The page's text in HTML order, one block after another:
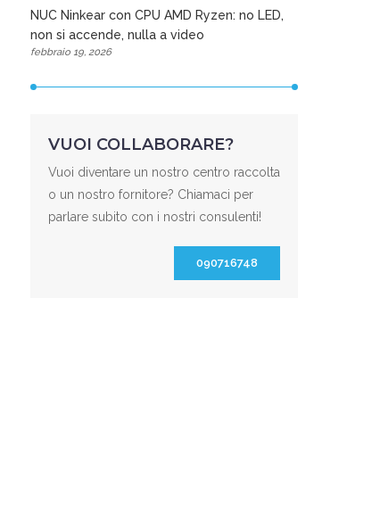
NUC Ninkear con CPU AMD Ryzen: no LED,
non si accende, nulla a video
febbraio 19, 2026
VUOI COLLABORARE?
Vuoi diventare un nostro centro raccolta
o un nostro fornitore? Chiamaci per
parlare subito con i nostri consulenti!
090716748